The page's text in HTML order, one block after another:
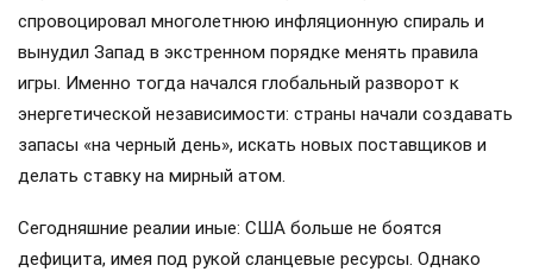
спровоцировал многолетнюю инфляционную спираль и
вынудил Запад в экстренном порядке менять правила
игры. Именно тогда начался глобальный разворот к
энергетической независимости: страны начали создавать
запасы «на черный день», искать новых поставщиков и
делать ставку на мирный атом.
Сегодняшние реалии иные: США больше не боятся
дефицита, имея под рукой сланцевые ресурсы. Однако